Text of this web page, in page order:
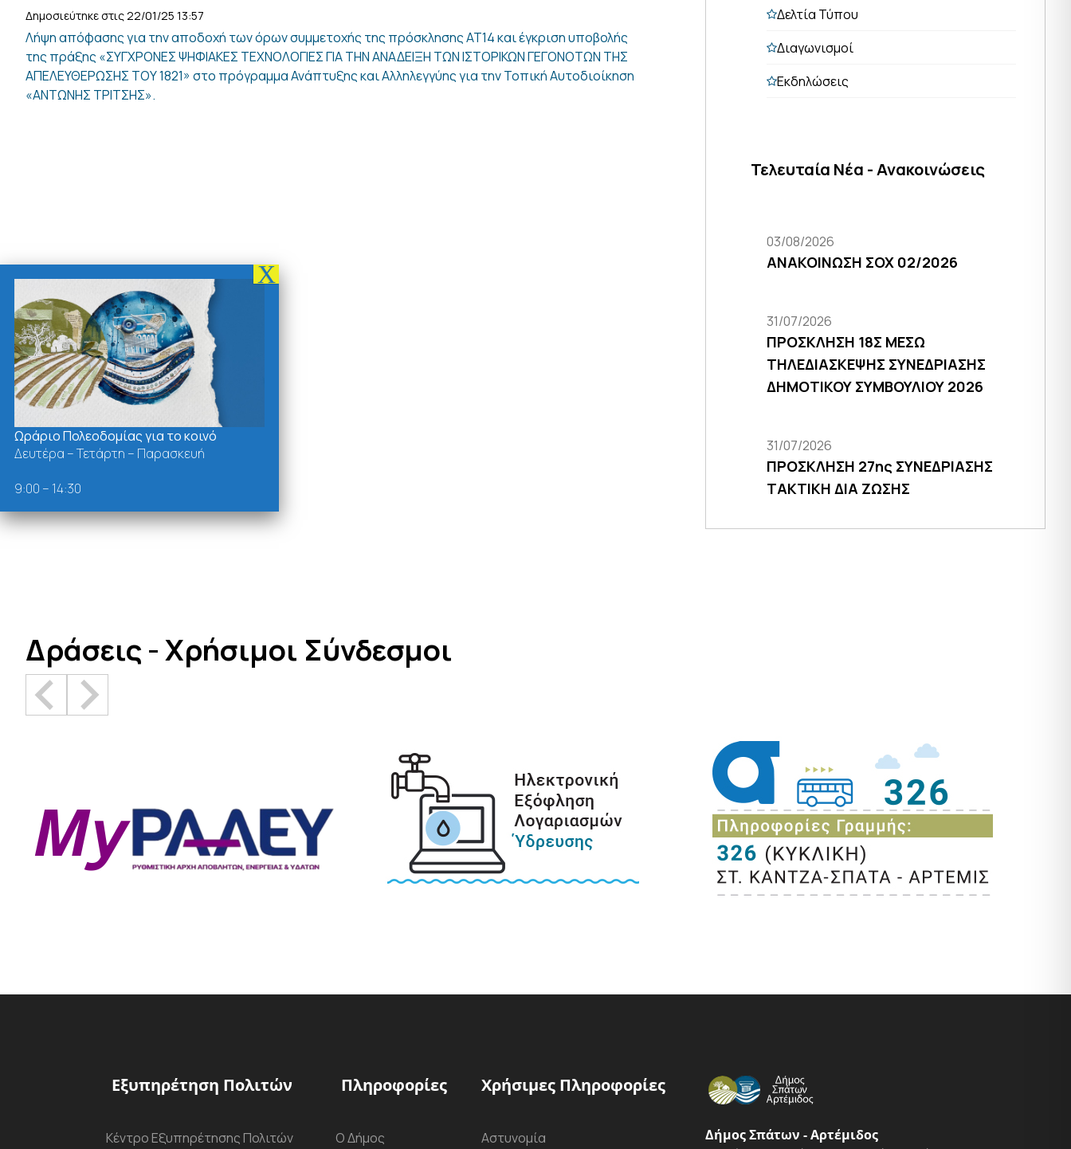
Δημοσιεύτηκε στις 22/01/25 13:57
Λήψη απόφασης για την αποδοχή των όρων συμμετοχής της πρόσκλησης ΑΤ14 και έγκριση υποβολής
της πράξης «ΣΥΓΧΡΟΝΕΣ ΨΗΦΙΑΚΕΣ ΤΕΧΝΟΛΟΓΙΕΣ ΓΙΑ ΤΗΝ ΑΝΑΔΕΙΞΗ ΤΩΝ ΙΣΤΟΡΙΚΩΝ ΓΕΓΟΝΟΤΩΝ ΤΗΣ
AΠΕΛΕΥΘΕΡΩΣΗΣ ΤΟΥ 1821» στο πρόγραμμα Ανάπτυξης και Αλληλεγγύης για την Τοπική Αυτοδιοίκηση
«ΑΝΤΩΝΗΣ ΤΡΙΤΣΗΣ».
Δελτία Τύπου
Διαγωνισμοί
Εκδηλώσεις
Τελευταία Νέα - Ανακοινώσεις
03/08/2026
ΑΝΑΚΟΙΝΩΣΗ ΣΟΧ 02/2026
31/07/2026
ΠΡΟΣΚΛΗΣΗ 18Σ ΜΕΣΩ
ΤΗΛΕΔΙΑΣΚΕΨΗΣ ΣΥΝΕΔΡΙΑΣΗΣ
ΔΗΜΟΤΙΚΟΥ ΣΥΜΒΟΥΛΙΟΥ 2026
31/07/2026
ΠΡΟΣΚΛΗΣΗ 27ης ΣΥΝΕΔΡΙΑΣΗΣ
ΤΑΚΤΙΚΗ ΔΙΑ ΖΩΣΗΣ
Δράσεις - Χρήσιμοι Σύνδεσμοι
Εξυπηρέτηση Πολιτών
Κέντρο Εξυπηρέτησης Πολιτών
Πληροφορίες
Ο Δήμος
Χρήσιμες Πληροφορίες
Αστυνομία
Δήμος Σπάτων - Αρτέμιδος
Ωράριο Πολεοδομίας για το κοινό
Δευτέρα – Τετάρτη – Παρασκευή
9:00 – 14:30